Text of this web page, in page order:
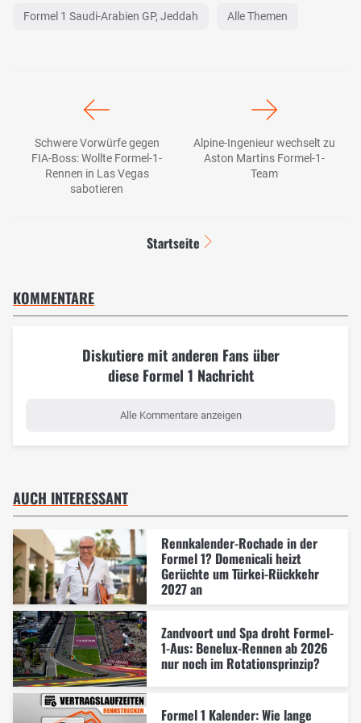
Formel 1 Saudi-Arabien GP, Jeddah Alle Themen
Schwere Vorwürfe gegen
FIA-Boss: Wollte Formel-1-
Rennen in Las Vegas
sabotieren
Alpine-Ingenieur wechselt zu
Aston Martins Formel-1-
Team
Startseite
KOMMENTARE
Diskutiere mit anderen Fans über
diese Formel 1 Nachricht
Alle Kommentare anzeigen
AUCH INTERESSANT
Rennkalender-Rochade in der
Formel 1? Domenicali heizt
Gerüchte um Türkei-Rückkehr
2027 an
Zandvoort und Spa droht Formel-
1-Aus: Benelux-Rennen ab 2026
nur noch im Rotationsprinzip?
Formel 1 Kalender: Wie lange